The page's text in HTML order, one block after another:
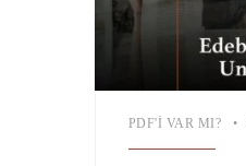
PDF'I VAR MI? •